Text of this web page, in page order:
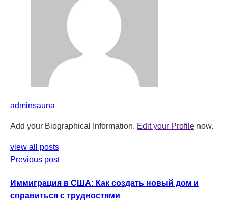
adminsauna
Add your Biographical Information. Edit your Profile now.
view all posts
Previous post
Иммиграция в США: Как создать новый дом и
справиться с трудностями